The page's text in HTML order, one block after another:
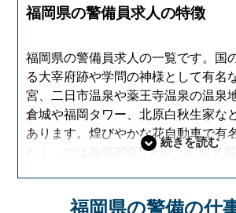
福岡県の警備員求人の特徴
福岡県の警備員求人の一覧です。国
る大宰府跡や学問の神様として有名
宮、二日市温泉や薬王寺温泉の温泉
倉城や福岡タワー、北原白秋生家な
あります。煌びやかな花自動車で有
たく」には毎年200万人以上の観光
岡県で警備員の求人を探すなら「セ
福岡県の警備の仕